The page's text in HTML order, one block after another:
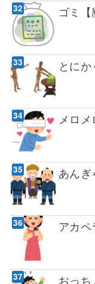
ゴミ
とに
メロ
あん
アカ
おっ